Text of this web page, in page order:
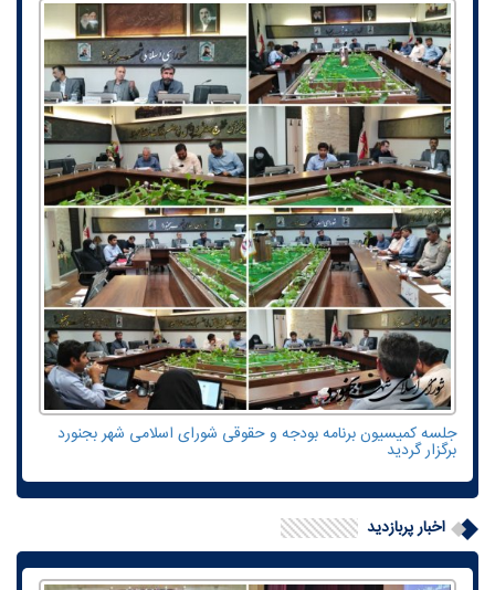
جلسه کمیسیون برنامه بودجه و حقوقی شورای اسلامی شهر بجنورد
برگزار گردید
اخبار پربازدید